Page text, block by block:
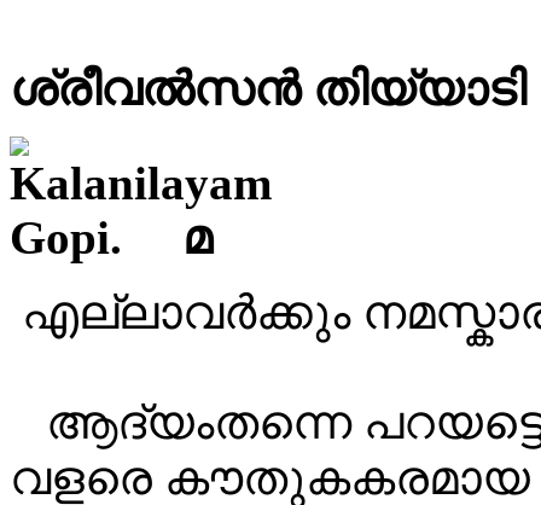
ശ്രീവൽസൻ തിയ്യാടി
മ
എല്ലാവർക്കും
ആദ്യംതന്നെ
വളരെ കൗതുകകരമായ